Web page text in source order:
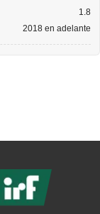
1.8
2018 en adelante